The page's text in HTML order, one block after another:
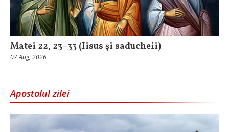
Matei 22, 23–33 (Iisus și saducheii)
07 Aug, 2026
Apostolul zilei